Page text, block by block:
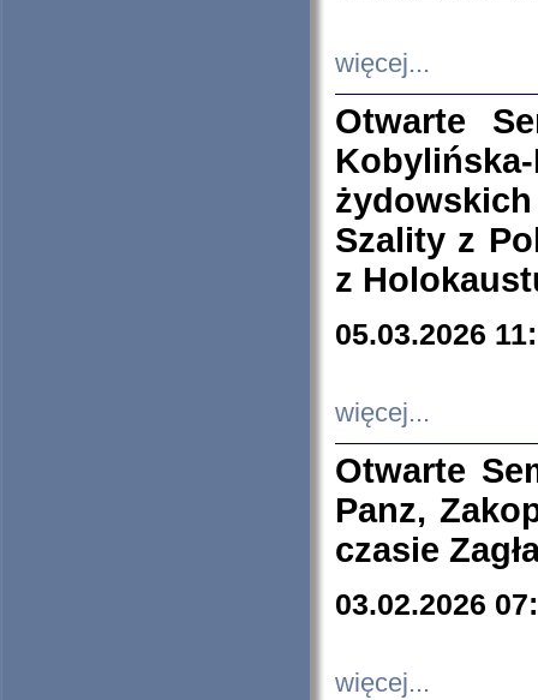
więcej...
Otwarte
Szality z
z
05.03.2026
więcej...
Otwarte
Panz,
czasie
03.02.2026
więcej...